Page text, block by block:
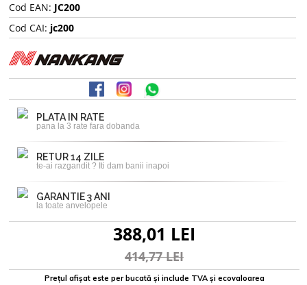
Cod EAN: JC200
Cod CAI: jc200
PLATA IN RATE
pana la 3 rate fara dobanda
RETUR 14 ZILE
te-ai razgandit ? Iti dam banii inapoi
GARANTIE 3 ANI
la toate anvelopele
388,01 LEI
414,77 LEI
Prețul afișat este per bucată și include TVA și ecovaloarea